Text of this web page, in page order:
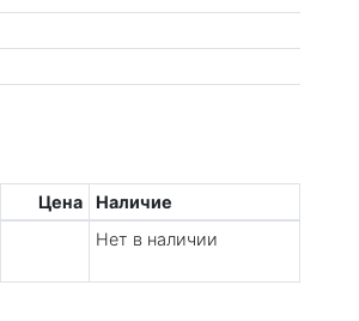
Цена
Наличие
Нет в наличии